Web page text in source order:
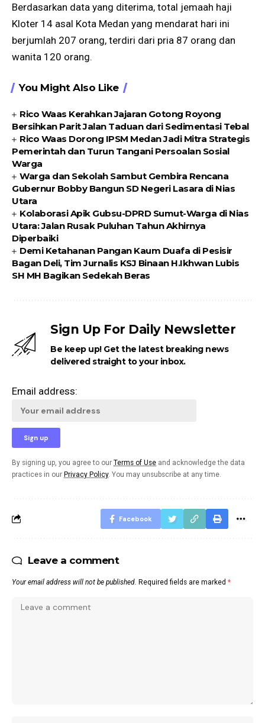
Berdasarkan data yang diterima, total jemaah haji
Kloter 14 asal Kota Medan yang mendarat hari ini
berjumlah 207 orang, terdiri dari pria 87 orang dan
wanita 120 orang.
You Might Also Like
Rico Waas Kerahkan Jajaran Gotong Royong
Bersihkan Parit Jalan Taduan dari Sedimentasi Tebal
Rico Waas Dorong IPSM Medan Jadi Mitra Strategis
Pemerintah dan Turun Tangani Persoalan Sosial
Warga
Warga dan Sekolah Sambut Gembira Rencana
Gubernur Bobby Bangun SD Negeri Lasara di Nias
Utara
Kolaborasi Apik Gubsu-DPRD Sumut-Warga di Nias
Utara: Jalan Rusak Puluhan Tahun Akhirnya
Diperbaiki
Demi Ketahanan Pangan Kaum Duafa di Pesisir
Bagan Deli, Tim Jurnalis KSJ Binaan H.Ikhwan Lubis
SH MH Bagikan Sedekah Beras
Sign Up For Daily Newsletter
Be keep up! Get the latest breaking news
delivered straight to your inbox.
Email address:
By signing up, you agree to our Terms of Use and acknowledge the data
practices in our Privacy Policy. You may unsubscribe at any time.
Facebook
Leave a comment
Your email address will not be published. Required fields are marked *